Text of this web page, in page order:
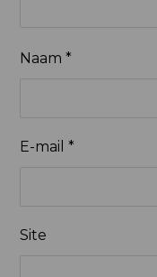
Naam*
E-mail*
Site